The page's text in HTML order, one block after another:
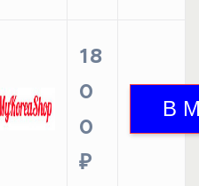
18
0
0
₽